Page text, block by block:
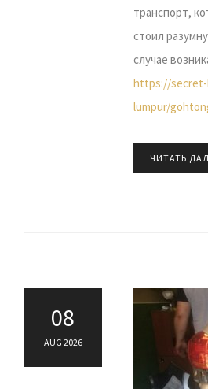
транспорт,
стоил
случае
https://secret-
lumpur/
ЧИТАТЬ
08
AUG 2026